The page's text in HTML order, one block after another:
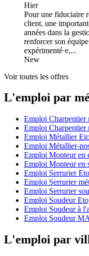
Hier
Pour une fiduciaire
client, une
années dans la
renforcer son
expérimenté·e,...
New
Voir toutes les offres
L'emploi par
Emploi Charpentier
Emploi Charpentier
Emploi Métallier
Emploi Métallier-
Emploi Monteur en
Emploi Monteur en
Emploi Serrurier
Emploi Serrurier
Emploi Serrurier
Emploi Soudeur
Emploi Soudeur à
Emploi Soudeur
L'emploi par